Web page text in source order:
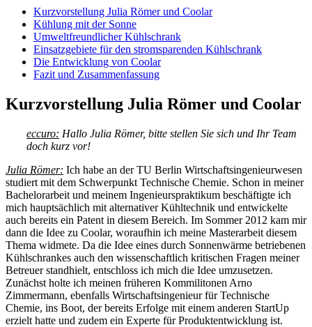
Kurzvorstellung Julia Römer und Coolar
Kühlung mit der Sonne
Umweltfreundlicher Kühlschrank
Einsatzgebiete für den stromsparenden Kühlschrank
Die Entwicklung von Coolar
Fazit und Zusammenfassung
Kurzvorstellung Julia Römer und Coolar
eccuro: Hallo Julia Römer, bitte stellen Sie sich und Ihr Team
doch kurz vor!
Julia Römer: Ich habe an der TU Berlin Wirtschaftsingenieurwesen
studiert mit dem Schwerpunkt Technische Chemie. Schon in meiner
Bachelorarbeit und meinem Ingenieurspraktikum beschäftigte ich
mich hauptsächlich mit alternativer Kühltechnik und entwickelte
auch bereits ein Patent in diesem Bereich. Im Sommer 2012 kam mir
dann die Idee zu Coolar, woraufhin ich meine Masterarbeit diesem
Thema widmete. Da die Idee eines durch Sonnenwärme betriebenen
Kühlschrankes auch den wissenschaftlich kritischen Fragen meiner
Betreuer standhielt, entschloss ich mich die Idee umzusetzen.
Zunächst holte ich meinen früheren Kommilitonen Arno
Zimmermann, ebenfalls Wirtschaftsingenieur für Technische
Chemie, ins Boot, der bereits Erfolge mit einem anderen StartUp
erzielt hatte und zudem ein Experte für Produktentwicklung ist.